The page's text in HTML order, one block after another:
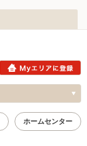
ホームセンター